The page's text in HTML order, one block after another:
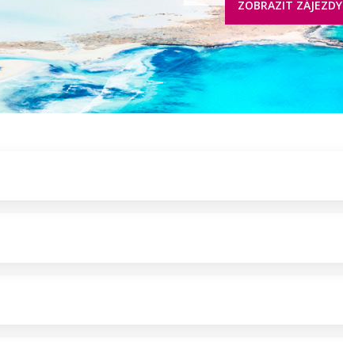
ZOBRAZIT ZÁJEZDY